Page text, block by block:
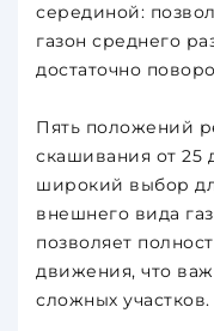
серединой:
газон среднего
достаточно
Пять положений
скашивания от 25
широкий выбор
внешнего вида
позволяет
движения, что
сложных участков.